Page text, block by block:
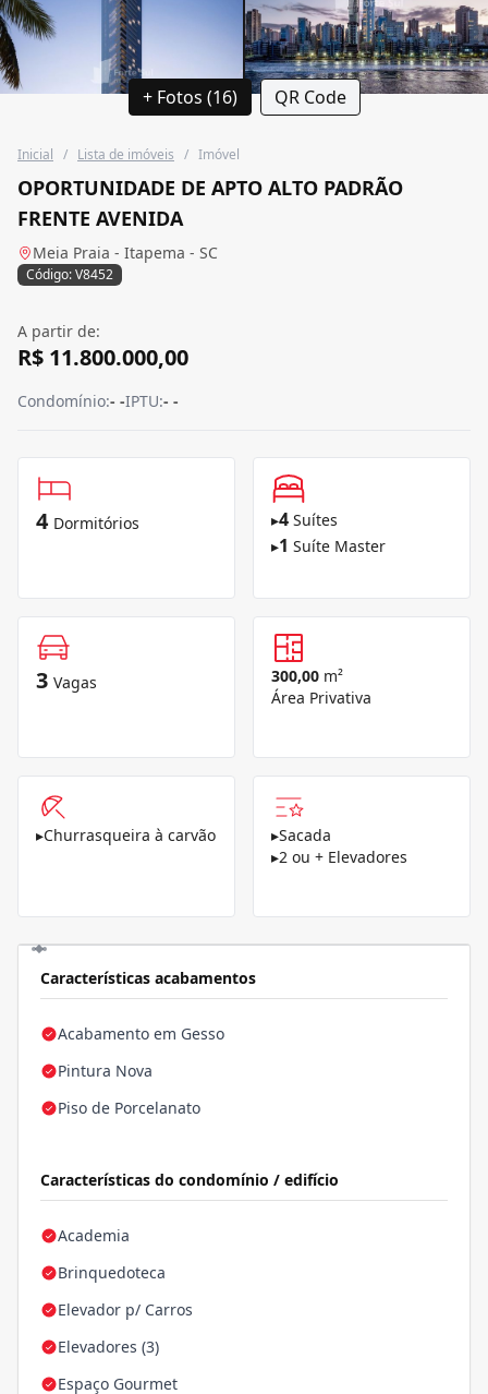
+ Fotos (16) QR Code
Inicial / Lista de imóveis / Imóvel
OPORTUNIDADE DE APTO ALTO PADRÃO
FRENTE AVENIDA
Meia Praia - Itapema - SC
Código: V8452
A partir de:
R$ 11.800.000,00
Condomínio:- -IPTU:- -
4 Dormitórios ▸4 Suítes
▸1 Suíte Master
3 Vagas 300,00 m²
Área Privativa
▸Churrasqueira à carvão ▸Sacada
▸2 ou + Elevadores
Características acabamentos
Acabamento em Gesso
Pintura Nova
Piso de Porcelanato
Características do condomínio / edifício
Academia
Brinquedoteca
Elevador p/ Carros
Elevadores (3)
Espaço Gourmet